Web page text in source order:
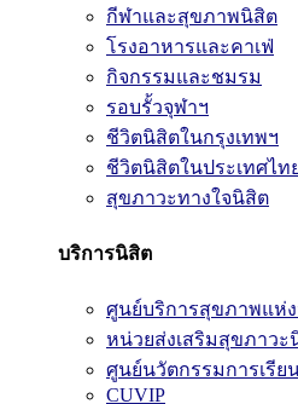
กีฬาและสุขภาพนิสิต
โรงอาหารและคาเฟ่
กิจกรรมและชมรม
รอบรั้วจุฬาฯ
ชีวิตนิสิตในกรุงเทพฯ
ชีวิตนิสิตในประเทศไท
สุขภาวะทางใจนิสิต
บริการนิสิต
ศูนย์บริการสุขภาพแห่
หน่วยส่งเสริมสุขภาวะ
ศูนย์นวัตกรรมการเรียน
CUVIP